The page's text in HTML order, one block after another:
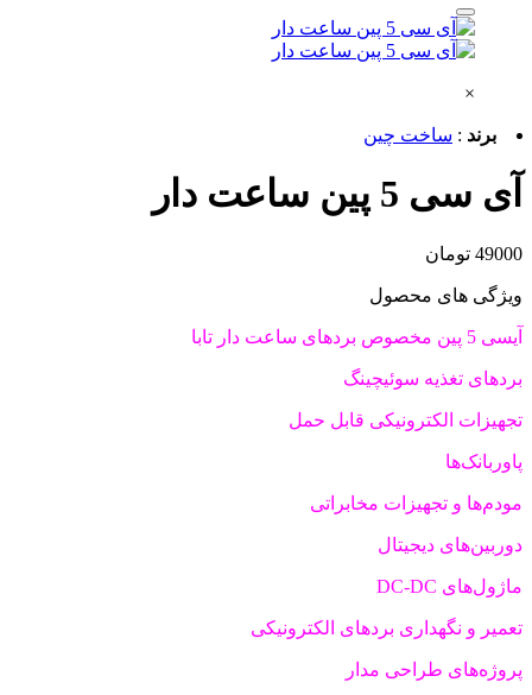
×
برند : ساخت چین
آی سی 5 پین ساعت دار
49000 تومان
ویژگی های محصول
آیسی 5 پین مخصوص بردهای ساعت دار تابا
بردهای تغذیه سوئیچینگ
تجهیزات الکترونیکی قابل حمل
پاوربانک‌ها
مودم‌ها و تجهیزات مخابراتی
دوربین‌های دیجیتال
ماژول‌های DC-DC
تعمیر و نگهداری بردهای الکترونیکی
پروژه‌های طراحی مدار